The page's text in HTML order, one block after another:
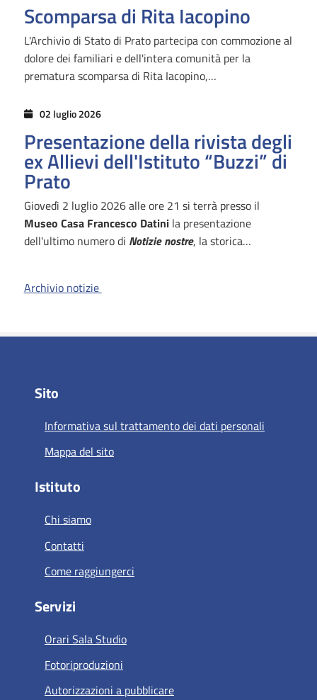
Scomparsa di Rita Iacopino
L'Archivio di Stato di Prato partecipa con commozione al
dolore dei familiari e dell'intera comunità per la
prematura scomparsa di Rita Iacopino,…
02 luglio 2026
Presentazione della rivista degli
ex Allievi dell'Istituto “Buzzi” di
Prato
Giovedì 2 luglio 2026 alle ore 21 si terrà presso il
Museo Casa Francesco Datinila presentazione
dell'ultimo numero di Notizie nostre, la storica…
Archivio notizie
Sito
Informativa sul trattamento dei dati personali
Mappa del sito
Istituto
Chi siamo
Contatti
Come raggiungerci
Servizi
Orari Sala Studio
Fotoriproduzioni
Autorizzazioni a pubblicare